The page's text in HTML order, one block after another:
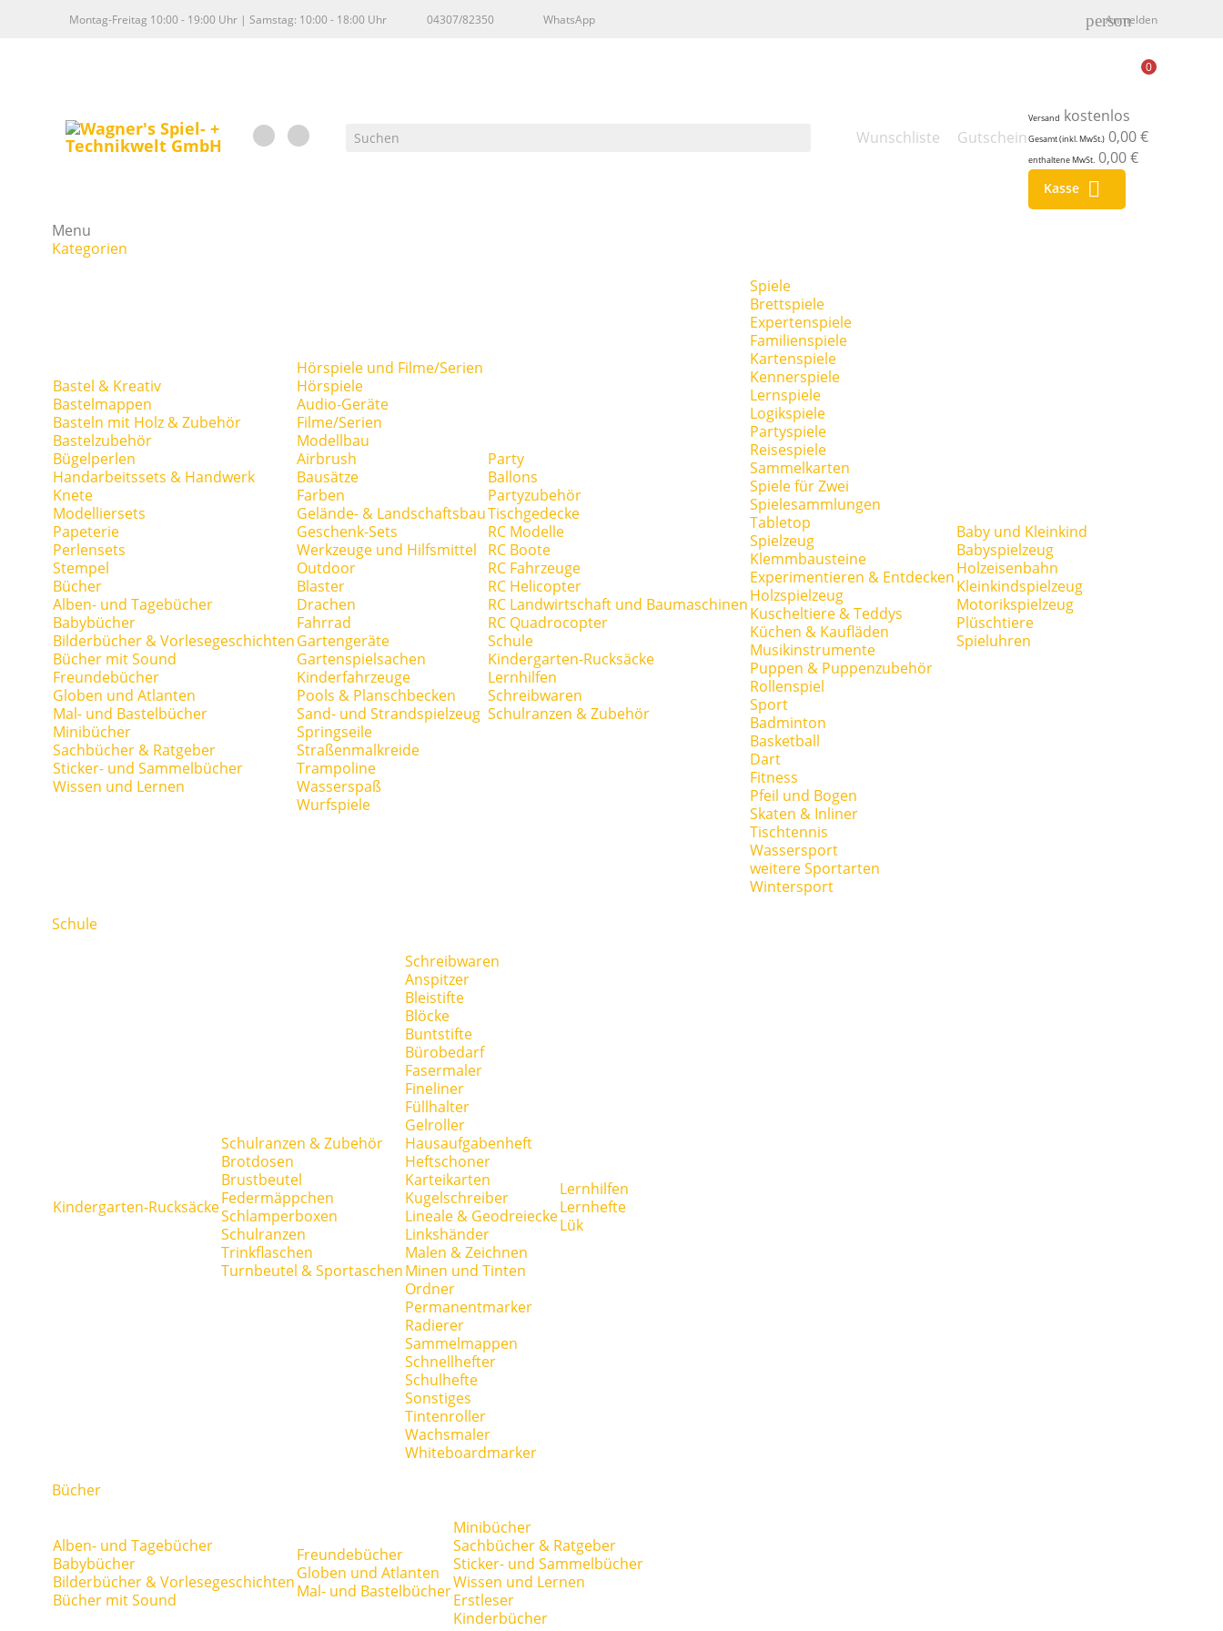
Montag-Freitag 10:00 - 19:00 Uhr | Samstag: 10:00 - 18:00 Uhr 04307/82350 WhatsApp person
Anmelden
Wunschliste Gutschein
0
Versand kostenlos
Gesamt (inkl. MwSt.) 0,00 €
enthaltene MwSt. 0,00 €
Kasse 
Menu
Kategorien
Bastel & Kreativ
Bastelmappen
Basteln mit Holz & Zubehör
Bastelzubehör
Bügelperlen
Handarbeitssets & Handwerk
Knete
Modelliersets
Papeterie
Perlensets
Stempel
Bücher
Alben- und Tagebücher
Babybücher
Bilderbücher & Vorlesegeschichten
Bücher mit Sound
Freundebücher
Globen und Atlanten
Mal- und Bastelbücher
Minibücher
Sachbücher & Ratgeber
Sticker- und Sammelbücher
Wissen und Lernen
Hörspiele und Filme/Serien
Hörspiele
Audio-Geräte
Filme/Serien
Modellbau
Airbrush
Bausätze
Farben
Gelände- & Landschaftsbau
Geschenk-Sets
Werkzeuge und Hilfsmittel
Outdoor
Blaster
Drachen
Fahrrad
Gartengeräte
Gartenspielsachen
Kinderfahrzeuge
Pools & Planschbecken
Sand- und Strandspielzeug
Springseile
Straßenmalkreide
Trampoline
Wasserspaß
Wurfspiele
Party
Ballons
Partyzubehör
Tischgedecke
RC Modelle
RC Boote
RC Fahrzeuge
RC Helicopter
RC Landwirtschaft und Baumaschinen
RC Quadrocopter
Schule
Kindergarten-Rucksäcke
Lernhilfen
Schreibwaren
Schulranzen & Zubehör
Spiele
Brettspiele
Expertenspiele
Familienspiele
Kartenspiele
Kennerspiele
Lernspiele
Logikspiele
Partyspiele
Reisespiele
Sammelkarten
Spiele für Zwei
Spielesammlungen
Tabletop
Spielzeug
Klemmbausteine
Experimentieren & Entdecken
Holzspielzeug
Kuscheltiere & Teddys
Küchen & Kaufläden
Musikinstrumente
Puppen & Puppenzubehör
Rollenspiel
Sport
Badminton
Basketball
Dart
Fitness
Pfeil und Bogen
Skaten & Inliner
Tischtennis
Wassersport
weitere Sportarten
Wintersport
Baby und Kleinkind
Babyspielzeug
Holzeisenbahn
Kleinkindspielzeug
Motorikspielzeug
Plüschtiere
Spieluhren
Schule
Kindergarten-Rucksäcke
Schulranzen & Zubehör
Brotdosen
Brustbeutel
Federmäppchen
Schlamperboxen
Schulranzen
Trinkflaschen
Turnbeutel & Sportaschen
Schreibwaren
Anspitzer
Bleistifte
Blöcke
Buntstifte
Bürobedarf
Fasermaler
Fineliner
Füllhalter
Gelroller
Hausaufgabenheft
Heftschoner
Karteikarten
Kugelschreiber
Lineale & Geodreiecke
Linkshänder
Malen & Zeichnen
Minen und Tinten
Ordner
Permanentmarker
Radierer
Sammelmappen
Schnellhefter
Schulhefte
Sonstiges
Tintenroller
Wachsmaler
Whiteboardmarker
Lernhilfen
Lernhefte
Lük
Bücher
Alben- und Tagebücher
Babybücher
Bilderbücher & Vorlesegeschichten
Bücher mit Sound
Freundebücher
Globen und Atlanten
Mal- und Bastelbücher
Minibücher
Sachbücher & Ratgeber
Sticker- und Sammelbücher
Wissen und Lernen
Erstleser
Kinderbücher